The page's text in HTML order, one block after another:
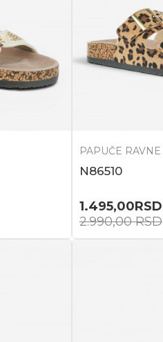
PAPUČE RAVNE
N86510
1.495,00RSD
2.990,00RSD